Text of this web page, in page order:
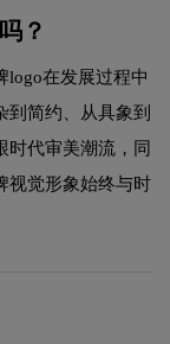
？
logo在发展过程中
到简约、从具象到
时代审美潮流，同
视觉形象始终与时